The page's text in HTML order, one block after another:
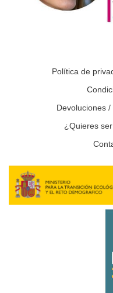
Política de
Devoluciones
¿Quieres